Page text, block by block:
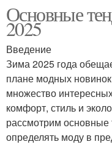
Основные
2025
Введение
Зима 2025 года
плане модных
множество
комфорт, стиль и
рассмотрим основные
определять моду в